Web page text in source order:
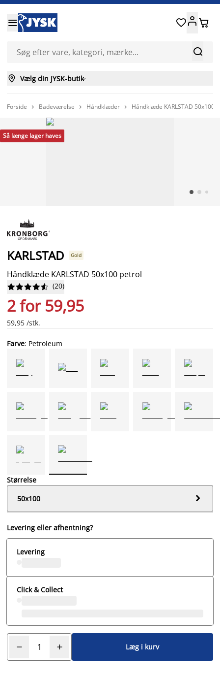


 
 Vælg din JYSK-butik
Forside  Badeværelse  Håndklæder  Håndklæde KARLSTAD 50x100
Så længe lager haves
KARLSTAD Gold
Håndklæde KARLSTAD 50x100 petrol





 (20)
2 for 59,95
59,95 /stk.
Farve: Petroleum
Størrelse
50x100

Levering eller afhentning?
Levering
Click & Collect
Læg i kurv